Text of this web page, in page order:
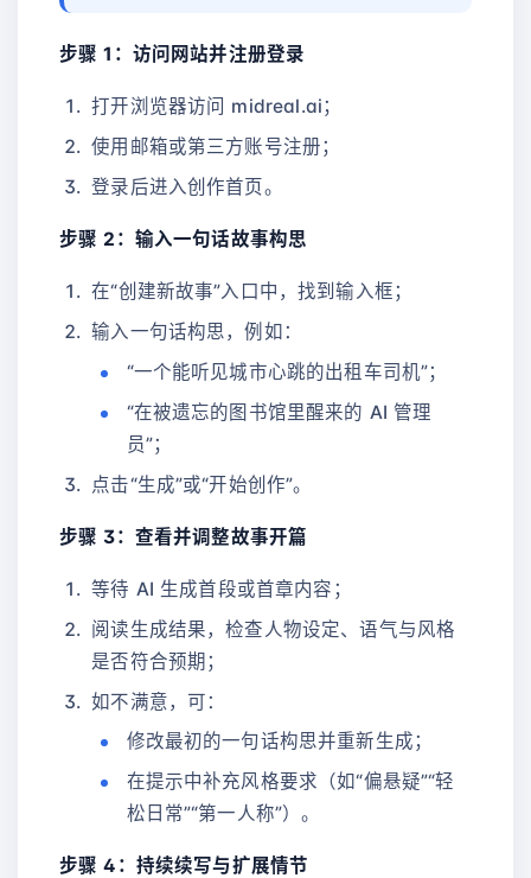
步骤 1：访问网站并注册登录
打开浏览器访问 midreal.ai；
使用邮箱或第三方账号注册；
登录后进入创作首页。
步骤 2：输入一句话故事构思
在“创建新故事”入口中，找到输入框；
输入一句话构思，例如：
“一个能听见城市心跳的出租车司机”；
“在被遗忘的图书馆里醒来的 AI 管理
员”；
点击“生成”或“开始创作”。
步骤 3：查看并调整故事开篇
等待 AI 生成首段或首章内容；
阅读生成结果，检查人物设定、语气与风格
是否符合预期；
如不满意，可：
修改最初的一句话构思并重新生成；
在提示中补充风格要求（如“偏悬疑”“轻
松日常”“第一人称”）。
步骤 4：持续续写与扩展情节